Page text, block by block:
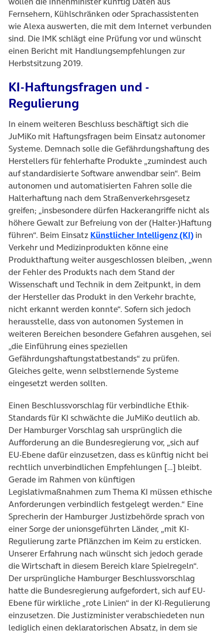
Fernsehern, Kühlschränken oder Sprachassistenten
wie Alexa auswerten, die mit dem Internet verbunden
sind. Die IMK schlägt eine Prüfung vor und wünscht
einen Bericht mit Handlungsempfehlungen zur
Herbstsitzung 2019.
KI-Haftungsfragen und -
Regulierung
In einem weiteren Beschluss beschäftigt sich die
JuMiKo mit Haftungsfragen beim Einsatz autonomer
Systeme. Demnach solle die Gefährdungshaftung des
Herstellers für fehlerhafte Produkte „zumindest auch
auf standardisierte Software anwendbar sein“. Beim
autonomen und automatisierten Fahren solle die
Halterhaftung nach dem Straßenverkehrsgesetz
greifen; „insbesondere dürfen Hackerangriffe nicht als
höhere Gewalt zur Befreiung von der (Halter-)Haftung
führen“. Beim Einsatz Künstlicher Intelligenz (KI)(öffnet
in
Verkehr und Medizinprodukten könne eine
Produkthaftung weiter ausgeschlossen bleiben, „wenn
der Fehler des Produkts nach dem Stand der
Wissenschaft und Technik in dem Zeitpunkt, in dem
der Hersteller das Produkt in den Verkehr brachte,
nicht erkannt werden konnte“. Sofern sich jedoch
herausstelle, dass von autonomen Systemen in
weiteren Bereichen besondere Gefahren ausgehen, sei
„die Einführung eines speziellen
Gefährdungshaftungstatbestands“ zu prüfen.
Gleiches gelte, wenn selbstlernende Systeme
eingesetzt werden sollten.
Einen Beschlussvorschlag für verbindliche Ethik-
Standards für KI schwächte die JuMiKo deutlich ab.
Der Hamburger Vorschlag sah ursprünglich die
Aufforderung an die Bundesregierung vor, „sich auf
EU-Ebene dafür einzusetzen, dass es künftig nicht bei
rechtlich unverbindlichen Empfehlungen […] bleibt.
Gerade im Rahmen von künftigen
Legislativmaßnahmen zum Thema KI müssen ethische
Anforderungen verbindlich festgelegt werden.“ Eine
Sprecherin der Hamburger Justizbehörde sprach von
einer Sorge der unionsgeführten Länder, „mit KI-
Regulierung zarte Pflänzchen im Keim zu ersticken.
Unserer Erfahrung nach wünscht sich jedoch gerade
die Wirtschaft in diesem Bereich klare Spielregeln“.
Der ursprüngliche Hamburger Beschlussvorschlag
hatte die Bundesregierung aufgefordert, sich auf EU-
Ebene für wirkliche „rote Linien“ in der KI-Regulierung
einzusetzen. Die Justizminister verabschiedeten nun
lediglich einen deklaratorischen Absatz, in dem sie